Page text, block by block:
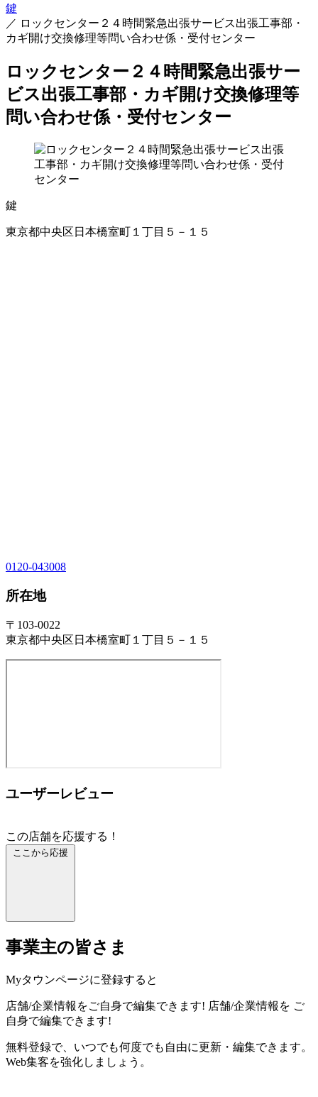
鍵
／ ロックセンター２４時間緊急出張サービス出張工事部・
カギ開け交換修理等問い合わせ係・受付センター
ロックセンター２４時間緊急出張サー
ビス出張工事部・カギ開け交換修理等
問い合わせ係・受付センター
鍵
東京都中央区日本橋室町１丁目５－１５
0120-043008
所在地
〒103-0022
東京都中央区日本橋室町１丁目５－１５
ユーザーレビュー
この店舗を応援する！
ここから応援
事業主の皆さま
Myタウンページに登録すると
店舗/企業情報をご自身で編集できます! 店舗/企業情報を ご
自身で編集できます!
無料登録で、いつでも何度でも自由に更新・編集できます。
Web集客を強化しましょう。